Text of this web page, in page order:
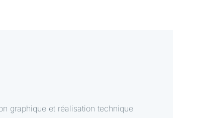
graphique et réalisation technique